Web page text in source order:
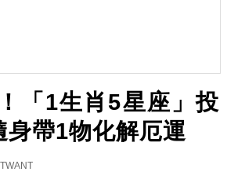
「1生肖5星座」投
身帶1物化解厄運